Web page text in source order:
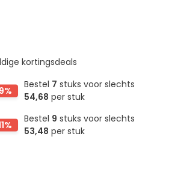
kortingsdeals
Bestel 7 stuks voor slechts
54,68 per stuk
Bestel 9 stuks voor slechts
53,48 per stuk